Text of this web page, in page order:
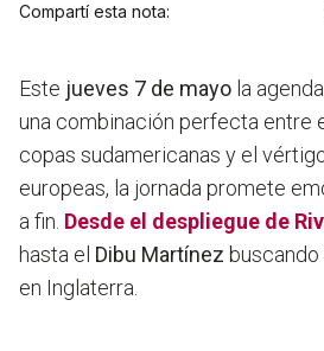
Compartí esta nota:
Este jueves 7 de mayo la
una combinación perfecta entre
copas sudamericanas y el
europeas, la jornada promete
a fin. Desde el despliegue de
hasta el Dibu Martínez
en Inglaterra.